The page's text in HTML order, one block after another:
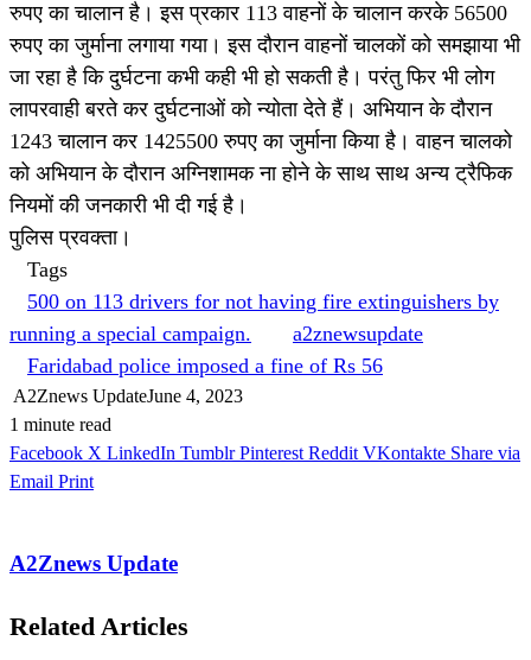
रुपए का चालान है। इस प्रकार 113 वाहनों के चालान करके 56500
रुपए का जुर्माना लगाया गया। इस दौरान वाहनों चालकों को समझाया भी
जा रहा है कि दुर्घटना कभी कही भी हो सकती है। परंतु फिर भी लोग
लापरवाही बरते कर दुर्घटनाओं को न्योता देते हैं। अभियान के दौरान
1243 चालान कर 1425500 रुपए का जुर्माना किया है। वाहन चालको
को अभियान के दौरान अग्निशामक ना होने के साथ साथ अन्य ट्रैफिक
नियमों की जनकारी भी दी गई है।
पुलिस प्रवक्ता।
Tags
500 on 113 drivers for not having fire extinguishers by
running a special campaign.
a2znewsupdate
Faridabad police imposed a fine of Rs 56
A2Znews UpdateJune 4, 2023
1 minute read
Facebook X LinkedIn Tumblr Pinterest Reddit VKontakte Share via
Email Print
A2Znews Update
Related Articles